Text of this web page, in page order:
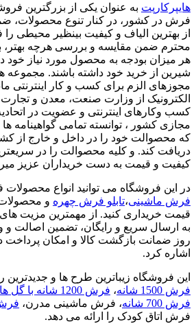
هایپرکارپت به عنوان یکی از بزرگترین
از بهترین الیاف و کیفیت بینظیر محیطی را
محترم ضمن مقایسه و بررسی هرچه بهتر،
هر میزان بودجه به محصول مورد نیاز خود
شیرین از خرید خود داشته باشند. مجموعه
مجوزهای الزم برای کسب و کار اینترنتی
الکترونیک از وزارت صنعت، معدن و
کسب وکارهای اینترنتی و عضویت در
مجازی کشور ، توانسته تمامی گواهینامه ها
که محصوالت خود را در داخل و خارج از
دریافت کند. و کلیه محصوالت را در
کیفیت و قیمت به دست خریداران عزیز
در این فروشگاه می توانید انواع
فرش ماشینی،تابلو فرش چهره و محصولات
قیمت خریداری کنید. از مهمترین مزیت
روز ضمانت بازگشت کالا و امکان پرداخت
اشاره کرد.
این فروشگاه زیباترین طرح ها و
فرش 1500 شانه
، فرش 1200 شانه با گل های برجسته
فرش 700 شانه
، فرش ماشینی مدرن، فرش
فرش اتاق کودک را ارائه می دهد.